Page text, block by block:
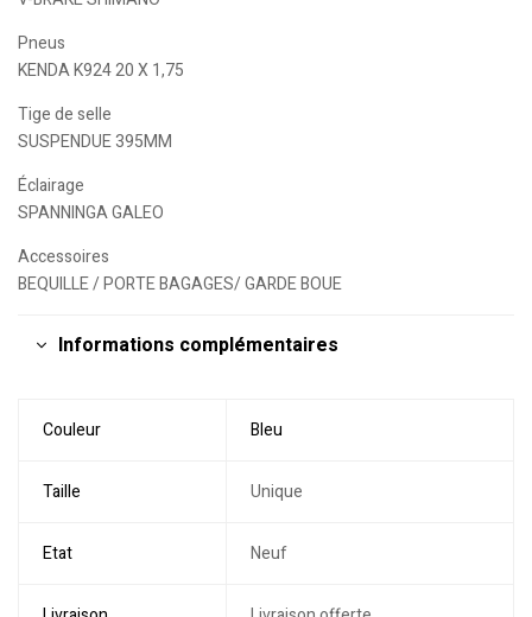
Pneus
KENDA K924 20 X 1,75
Tige de selle
SUSPENDUE 395MM
Éclairage
SPANNINGA GALEO
Accessoires
BEQUILLE / PORTE BAGAGES/ GARDE BOUE
Informations complémentaires
Couleur Bleu
Taille Unique
Etat Neuf